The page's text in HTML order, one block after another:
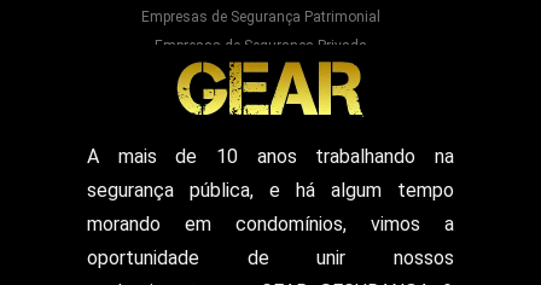
Empresas de Segurança Patrimonial
Empresas de Segurança Privada
Empresas Prestadoras de Serviços para
Condominios
Empresas Prestadoras de Serviços para Prédios
Prestação de Serviços de Recepção
Recepcionista Terceirizada
Segurança Particular Armado
Segurança Patrimonial E Monitoramento
A mais de 10 anos trabalhando na
segurança pública, e há algum tempo
morando em condomínios, vimos a
oportunidade de unir nossos